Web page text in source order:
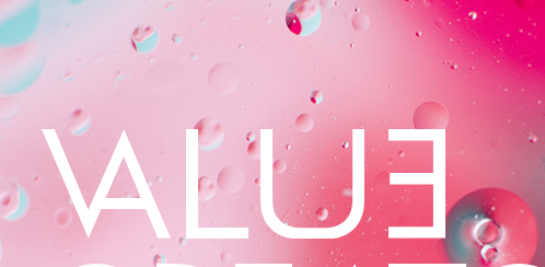
Top
Message
Marina
Ishizaki
ﾌﾞﾗﾝﾄﾞｸﾘｴｲﾃｨﾌﾞ部
新卒採用
募集要項